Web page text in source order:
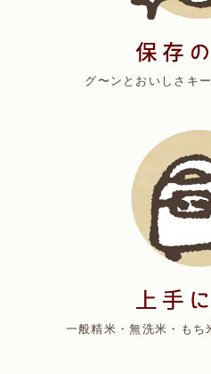
グ〜ンとおいしさキ
一般精米・無洗米・もち